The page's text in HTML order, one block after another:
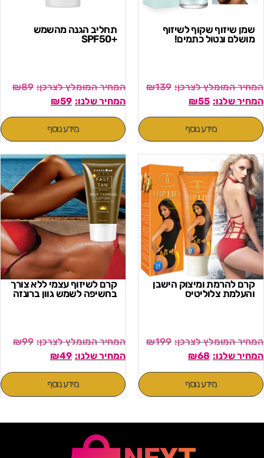
שמן שיזוף שקוף לשיזוף
מושלם ונטול כתמים!
₪139
₪55
מידע נוסף
תחליב הגנה מהשמש
+SPF50
₪89
₪59
מידע נוסף
קרם להרמת ומיצוק הישבן
והעלמת צלוליטיס
₪199
₪68
מידע נוסף
קרם לשיזוף עצמי ללא צורך
בחשיפה לשמש גוון ברונזה
₪99
₪49
מידע נוסף